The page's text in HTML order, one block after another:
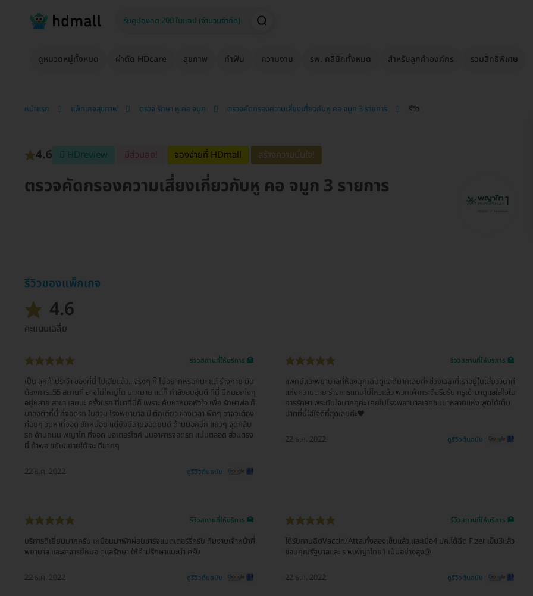
ดูหมวดหมู่ทั้งหมด ผ่าตัด HDcare สุขภาพ ทำฟัน ความงาม รพ. คลินิกทั้งหมด สำหรับลูกค้าองค์กร รวมสิทธิพิเศษ
หน้าแรก แพ็กเกจสุขภาพ ตรวจ รักษา หู คอ จมูก ตรวจคัดกรองความเสี่ยงเกี่ยวกับหู คอ จมูก 3 รายการ รีวิว
4.6 มี HDreview มีส่วนลด! จองง่ายที่ HDmall สร้างความมั่นใจ!
ตรวจคัดกรองความเสี่ยงเกี่ยวกับหู คอ จมูก 3 รายการ
รีวิวของแพ็กเกจ
4.6
คะแนนเฉลี่ย
รีวิวสถานที่ให้บริการ 🏥
เป็น ลูกค้าประจำ ของที่นี่ ไปเสียแล้ว.. จริงๆ ก็ ไม่อยากหรอกนะ แต่ ร่างกาย มัน
ต้องการ..55 สถานที่ อาจไม่ใหญ่โต มากมาย แต่ก็ กำลังอบอุ่นดี ที่นี่ มีหมอเก่งๆ
อยู่หลาย สาขา เลยนะ ครั้งแรก ที่มาที่นี่ก็ เพราะ ค้นหาหมอหัวใจ เพื่อ รักษาพ่อ ก็
มาลงตัวที่นี่ ที่จอดรถ ในส่วน โรงพยาบาล มี ตึกเดียว ช่วงเวลา พีคๆ อาจจะต้อง
ค่อยๆ วนหาที่จอด สักหน่อย แต่ยังมีลานจอดยนต์ ด้านนอกอีก แถวๆ จุดกลับ
รถ ด้านถนน พญาไท ที่จอด มอเตอร์ไซค์ บนอาคารจอดรถ แน่นตลอด ส่วนตรง
นี้ ถ้าพอ ขยับขยายได้ จะ ดีมากๆ
22 ธ.ค. 2022 ดูรีวิวต้นฉบับ
รีวิวสถานที่ให้บริการ 🏥
แพทย์และพยาบาลที่ห้องฉุกเฉินดูแลดีมากเลยค่ะ ช่วงเวลาที่เราอยู่ในเสี้ยววินาที
แห่งความตาย ร่างการแทบไม่ไหวแล้ว พวกเค้ากระตือรือร้น กรูเข้ามาดูแลใส่ใจใน
การรักษา พระทับใจมากๆค่ะ เคยไปโรงพยาบาลเอกชนมาหลายแห่ง พูดได้เต็ม
ปากที่นี่ใส่ใจดีที่สุดเลยค่ะ♥️
22 ธ.ค. 2022 ดูรีวิวต้นฉบับ
รีวิวสถานที่ให้บริการ 🏥
บริการดีเยี่ยมมากครับ เหมือนมาพักผ่อนชาร์จแบตเตอร์รี่ครับ ทีมงานเจ้าหน้าที่
พยาบาล และอาจารย์หมอ ดูแลรักษา ให้คำปรึกษาแนะนำ ครับ
22 ธ.ค. 2022 ดูรีวิวต้นฉบับ
รีวิวสถานที่ให้บริการ 🏥
ได้รับกานฉีดVaccin/Atta.ทั้งสองเข็มแล้ว,และเมื่อ4 มค.ได้ฉีด Fizer เข็ม3แล้ว
ขอบคุณรัฐบาลและ ร พ.พญาไทย1 เป็นอย่างสูง@
22 ธ.ค. 2022 ดูรีวิวต้นฉบับ